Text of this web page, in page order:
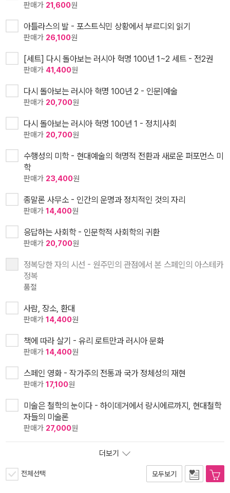
판매가 21,600원
아틀라스의 발 - 포스트식민 상황에서 부르디외 읽기
판매가 26,100원
[세트] 다시 돌아보는 러시아 혁명 100년 1~2 세트 - 전2권
판매가 41,400원
다시 돌아보는 러시아 혁명 100년 2 - 인문|예술
판매가 20,700원
다시 돌아보는 러시아 혁명 100년 1 - 정치|사회
판매가 20,700원
수행성의 미학 - 현대예술의 혁명적 전환과 새로운 퍼포먼스 미
학
판매가 23,400원
종말론 사무소 - 인간의 운명과 정치적인 것의 자리
판매가 14,400원
응답하는 사회학 - 인문학적 사회학의 귀환
판매가 20,700원
정복당한 자의 시선 - 원주민의 관점에서 본 스페인의 아스테카
정복
품절
사람, 장소, 환대
판매가 14,400원
책에 따라 살기 - 유리 로트만과 러시아 문화
판매가 14,400원
스페인 영화 - 작가주의 전통과 국가 정체성의 재현
판매가 17,100원
미술은 철학의 눈이다 - 하이데거에서 랑시에르까지, 현대철학
자들의 미술론
판매가 27,000원
더보기
전체선택 모두보기